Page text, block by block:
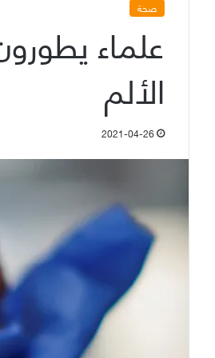
صحة
علماء
الألم
2021-04-26